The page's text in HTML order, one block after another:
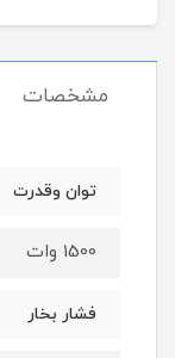
مشخصات
توان وقدرت
1500 وات
فشار بخار